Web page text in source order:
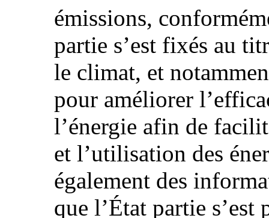
émissions,
partie s’est fixés au
le climat, et
pour améliorer
l’énergie afin de
et l’utilisation des
également des
que l’État partie s’est